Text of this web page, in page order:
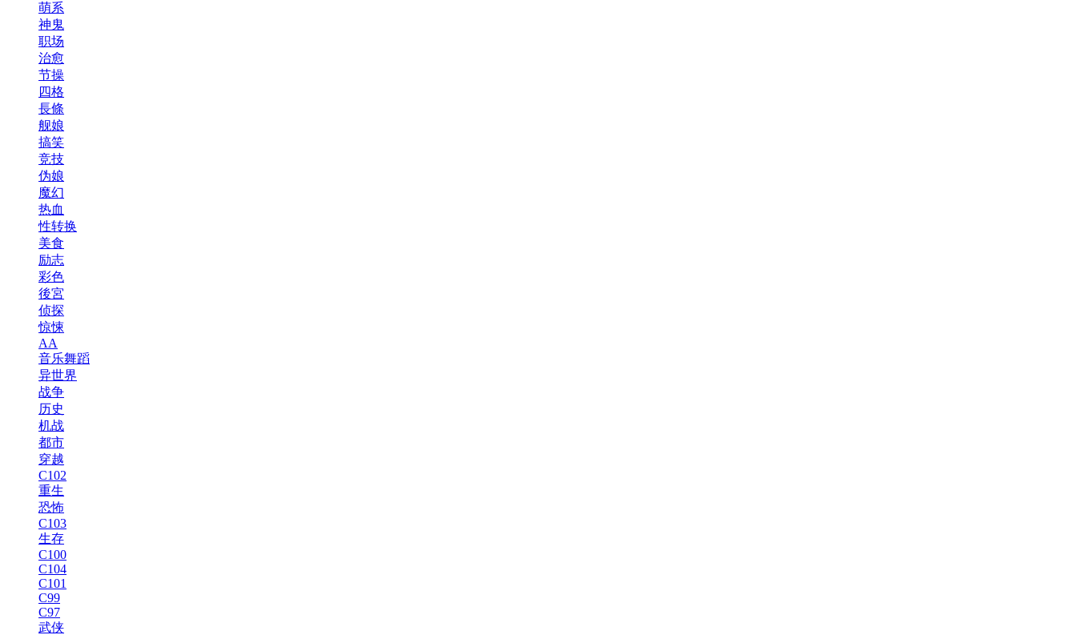
萌系
神鬼
职场
治愈
节操
四格
長條
舰娘
搞笑
竞技
伪娘
魔幻
热血
性转换
美食
励志
彩色
後宮
侦探
惊悚
AA
音乐舞蹈
异世界
战争
历史
机战
都市
穿越
C102
重生
恐怖
C103
生存
C100
C104
C101
C99
C97
武侠